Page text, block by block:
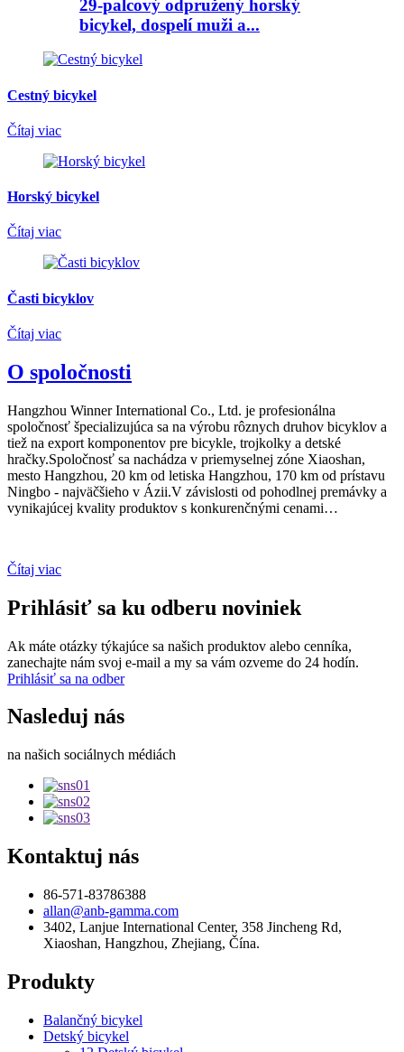
29-palcový odpružený horský
bicykel, dospelí muži a...
Cestný bicykel
Čítaj viac
Horský bicykel
Čítaj viac
Časti bicyklov
Čítaj viac
O spoločnosti
Hangzhou Winner International Co., Ltd. je profesionálna
spoločnosť špecializujúca sa na výrobu rôznych druhov bicyklov a
tiež na export komponentov pre bicykle, trojkolky a detské
hračky.Spoločnosť sa nachádza v priemyselnej zóne Xiaoshan,
mesto Hangzhou, 20 km od letiska Hangzhou, 170 km od prístavu
Ningbo - najväčšieho v Ázii.V závislosti od pohodlnej premávky a
vynikajúcej kvality produktov s konkurenčnými cenami…
Čítaj viac
Prihlásiť sa ku odberu noviniek
Ak máte otázky týkajúce sa našich produktov alebo cenníka,
zanechajte nám svoj e-mail a my sa vám ozveme do 24 hodín.
Prihlásiť sa na odber
Nasleduj nás
na našich sociálnych médiách
Kontaktuj nás
86-571-83786388
allan@anb-gamma.com
3402, Lanjue International Center, 358 Jincheng Rd,
Xiaoshan, Hangzhou, Zhejiang, Čína.
Produkty
Balančný bicykel
Detský bicykel